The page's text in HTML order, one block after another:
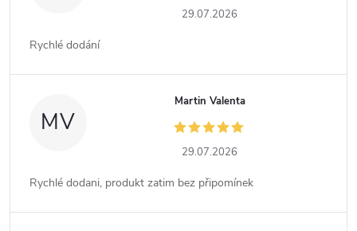
29.07.2026
Rychlé dodání
MV
Martin Valenta
29.07.2026
Rychlé dodani, produkt zatim bez připomínek